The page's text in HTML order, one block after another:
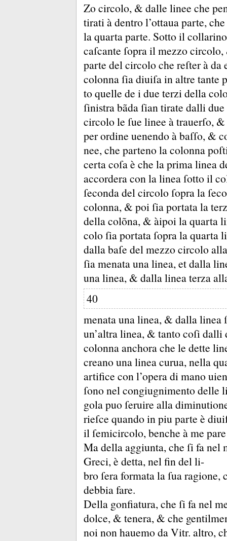
Zo circolo, & dalle linee che
tirati à dentro l’ottaua parte,
la quarta parte. Sotto il
caſcante ſopra il mezzo
parte del circolo che reſter à da
colonna ſia diuiſa in altre tante
to quelle de i due terzi della
ſinistra bãda ſian tirate dalli
circolo le ſue linee à trauerſo, &
per ordine uenendo à baſſo, &
nee, che parteno la colonna
certa coſa è che la prima linea
accordera con la linea ſotto il
ſeconda del circolo ſopra la
colonna, & poi ſia portata la
della colõna, & àipoi la quarta
colo ſia portata ſopra la
dalla baſe del mezzo circolo
ſia menata una linea, et dalla
una linea, & dalla linea terza
40
menata una linea, & dalla linea
un’altra linea, & tanto coſi dalli
colonna anchora che le dette
creano una linea curua, nella
artifice con l’opera di mano
ſono nel congiugnimento delle
gola puo ſeruire alla
rieſce quando in piu parte è
il ſemicircolo, benche à me
Ma della aggiunta, che ſi fa nel
Greci, è detta, nel fin del li-
bro ſera formata la ſua
debbia fare.
Della gonfiatura, che ſi fa nel
dolce, & tenera, & che
noi non hauemo da Vitr. altro,